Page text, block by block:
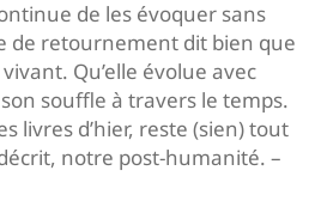
de les évoquer sans
de retournement dit bien que
Qu’elle évolue avec
souffle à travers le temps.
livres d’hier, reste (sien) tout
notre post-humanité. –